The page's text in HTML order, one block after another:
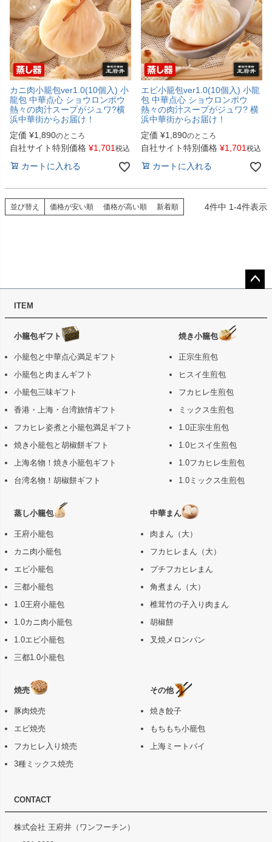
カニ肉小籠包ver1.0(10個入) 小
龍包 中華点心 ショウロンポウ
熱々の肉汁スープがジュワ?横
浜中華街からお届け！
定価 ¥1,890のところ
自社サイト特別価格 ¥1,701税込
カートに入れる
エビ小籠包ver1.0(10個入) 小龍
包 中華点心 ショウロンポウ
熱々の肉汁スープがジュワ? 横
浜中華街からお届け！
定価 ¥1,890のところ
自社サイト特別価格 ¥1,701税込
カートに入れる
並び替え 価格が安い順 価格が高い順 新着順 4件中 1-4件表示
ップ
ITEM
小籠包ギフト
小籠包と中華点心満足ギフト
小籠包と肉まんギフト
小籠包三味ギフト
香港・上海・台湾旅情ギフト
フカヒレ姿煮と小籠包満足ギフト
焼き小籠包と胡椒餅ギフト
上海名物！焼き小籠包ギフト
台湾名物！胡椒餅ギフト
焼き小籠包
正宗生煎包
ヒスイ生煎包
フカヒレ生煎包
ミックス生煎包
1.0正宗生煎包
1.0ヒスイ生煎包
1.0フカヒレ生煎包
1.0ミックス生煎包
蒸し小籠包
王府小籠包
カニ肉小籠包
エビ小籠包
三都小籠包
1.0王府小籠包
1.0カニ肉小籠包
1.0エビ小籠包
三都1.0小籠包
中華まん
肉まん（大）
フカヒレまん（大）
プチフカヒレまん
角煮まん（大）
椎茸竹の子入り肉まん
胡椒餅
叉焼メロンパン
焼売
豚肉焼売
エビ焼売
フカヒレ入り焼売
3種ミックス焼売
その他
焼き餃子
もちもち小籠包
上海ミートパイ
CONTACT
株式会社 王府井（ワンフーチン）